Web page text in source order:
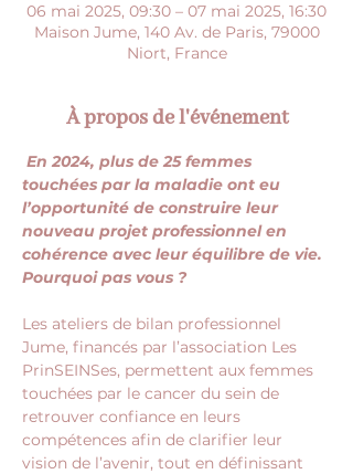
06 mai 2025, 09:30 – 07 mai 2025, 16:30
Maison Jume, 140 Av. de Paris, 79000
Niort, France
À propos de l'événement
En 2024, plus de 25 femmes
touchées par la maladie ont eu
l’opportunité de construire leur
nouveau projet professionnel en
cohérence avec leur équilibre de vie.
Pourquoi pas vous ?
Les ateliers de bilan professionnel
Jume, financés par l’association Les
PrinSEINSes, permettent aux femmes
touchées par le cancer du sein de
retrouver confiance en leurs
compétences afin de clarifier leur
vision de l’avenir, tout en définissant